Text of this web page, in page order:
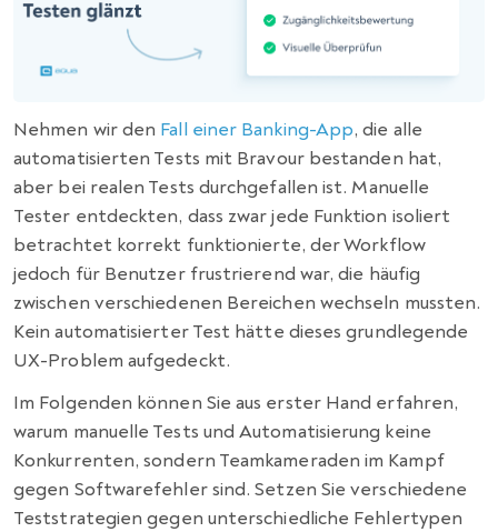
Nehmen wir den Fall einer Banking-App, die alle
automatisierten Tests mit Bravour bestanden hat,
aber bei realen Tests durchgefallen ist. Manuelle
Tester entdeckten, dass zwar jede Funktion isoliert
betrachtet korrekt funktionierte, der Workflow
jedoch für Benutzer frustrierend war, die häufig
zwischen verschiedenen Bereichen wechseln mussten.
Kein automatisierter Test hätte dieses grundlegende
UX-Problem aufgedeckt.
Im Folgenden können Sie aus erster Hand erfahren,
warum manuelle Tests und Automatisierung keine
Konkurrenten, sondern Teamkameraden im Kampf
gegen Softwarefehler sind. Setzen Sie verschiedene
Teststrategien gegen unterschiedliche Fehlertypen